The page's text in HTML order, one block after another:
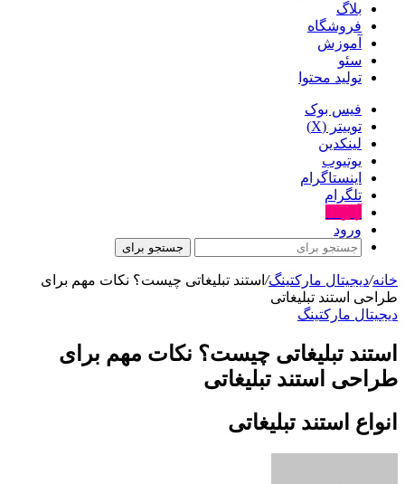
بلاگ
فروشگاه
آموزش
سئو
تولید محتوا
فیس بوک
توییتر (X)
لینکدین
یوتیوب
اینستاگرام
تلگرام
ورود
جستجو برای
خانه/دیجیتال مارکتینگ/ استند تبلیغاتی چیست؟ نکات مهم برای
طراحی استند تبلیغاتی
دیجیتال مارکتینگ
استند تبلیغاتی چیست؟ نکات مهم برای
طراحی استند تبلیغاتی
انواع استند تبلیغاتی